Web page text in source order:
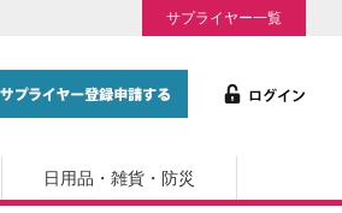
サプライヤー一覧
日用品・雑貨・防災